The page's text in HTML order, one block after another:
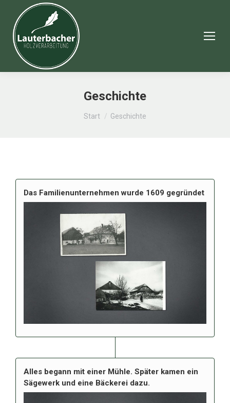
Geschichte
Sie befinden sich hier:
Start Geschichte
Das Familienunternehmen wurde 1609 gegründet
Alles begann mit einer Mühle. Später kamen ein
Sägewerk und eine Bäckerei dazu.